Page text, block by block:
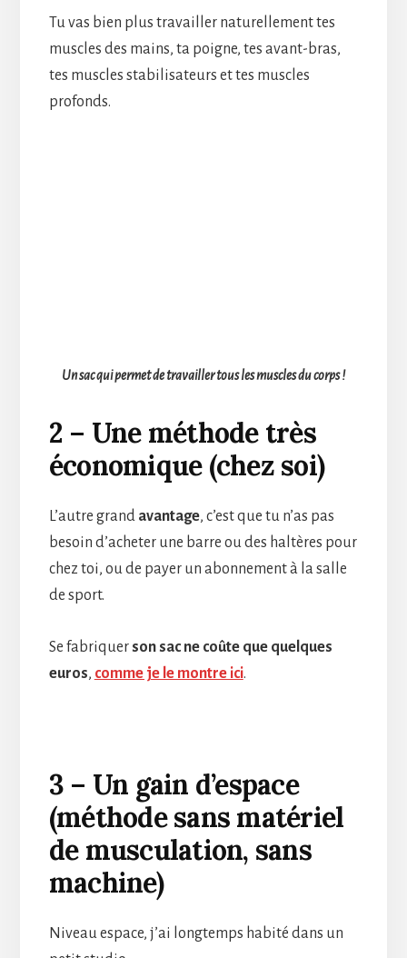
Tu vas bien plus travailler naturellement tes
muscles des mains, ta poigne, tes avant-bras,
tes muscles stabilisateurs et tes muscles
profonds.
Un sac qui permet de travailler tous les muscles du corps !
2 – Une méthode très
économique (chez soi)
L’autre grand avantage, c’est que tu n’as pas
besoin d’acheter une barre ou des haltères pour
chez toi, ou de payer un abonnement à la salle
de sport.
Se fabriquerson sac ne coûte que quelques
euros, comme je le montre ici.
3 – Un gain d’espace
(méthode sans matériel
de musculation, sans
machine)
Niveau espace, j’ai longtemps habité dans un